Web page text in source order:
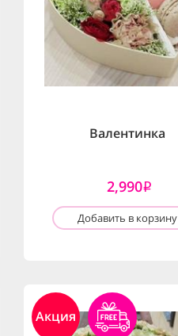
Валентинка
2,990i
Добавить в корзину
Акция